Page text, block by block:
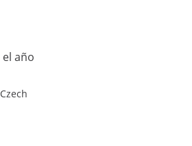
el año